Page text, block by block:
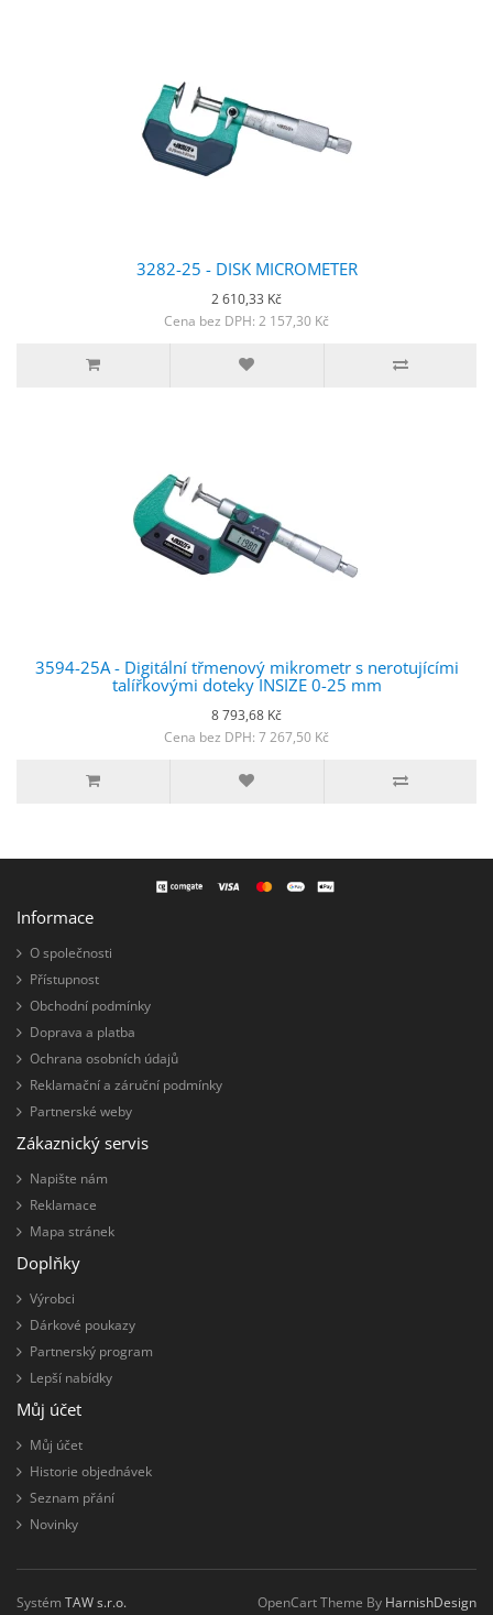
3282-25 - DISK MICROMETER
2 610,33 Kč
Cena bez DPH: 2 157,30 Kč
3594-25A - Digitální třmenový mikrometr s nerotujícími
talířkovými doteky INSIZE 0-25 mm
8 793,68 Kč
Cena bez DPH: 7 267,50 Kč
Informace
O společnosti
Přístupnost
Obchodní podmínky
Doprava a platba
Ochrana osobních údajů
Reklamační a záruční podmínky
Partnerské weby
Zákaznický servis
Napište nám
Reklamace
Mapa stránek
Doplňky
Výrobci
Dárkové poukazy
Partnerský program
Lepší nabídky
Můj účet
Můj účet
Historie objednávek
Seznam přání
Novinky
Systém TAW s.r.o.
OpenCart Theme By HarnishDesign